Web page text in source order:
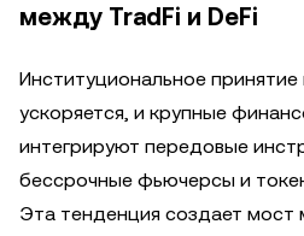
между TradFi и DeFi
Институциональное
ускоряется, и крупные
интегрируют передовые
бессрочные фьючерсы и
Эта тенденция создает